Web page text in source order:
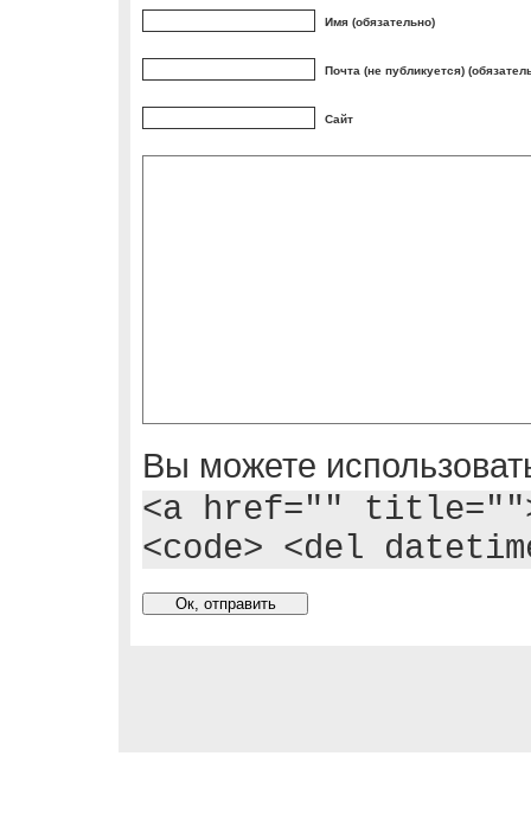
Имя (обязательно)
Почта (не публикуется)
Сайт
Вы можете
<a href=""
<code> <del